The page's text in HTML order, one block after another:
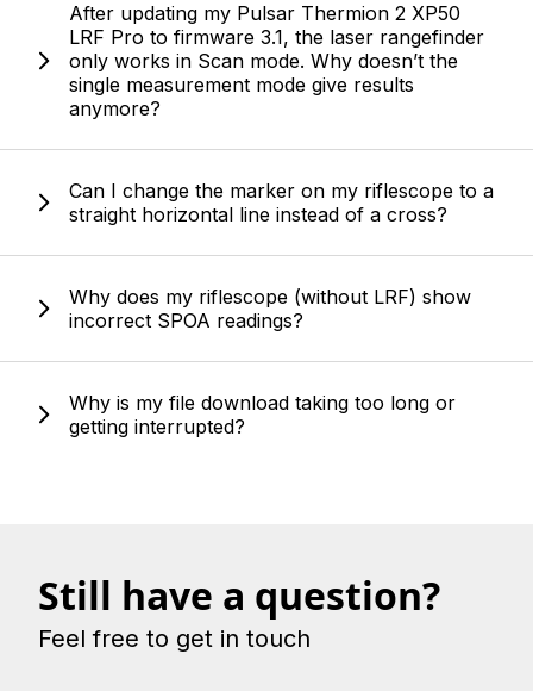
After updating my Pulsar Thermion 2 XP50
LRF Pro to firmware 3.1, the laser rangefinder
only works in Scan mode. Why doesn’t the
single measurement mode give results
anymore?
Can I change the marker on my riflescope to a
straight horizontal line instead of a cross?
Why does my riflescope (without LRF) show
incorrect SPOA readings?
Why is my file download taking too long or
getting interrupted?
Still have a question?
Feel free to get in touch